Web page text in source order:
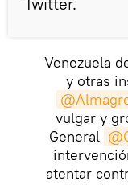
Venezuela
y otras
vulgar y
General
atentar